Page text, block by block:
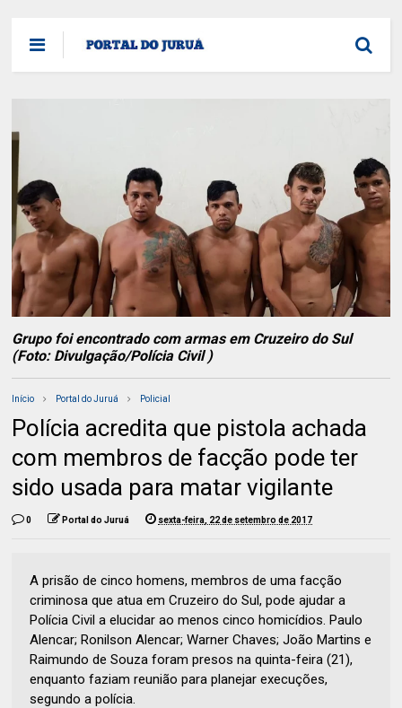
Grupo foi encontrado com armas em Cruzeiro do Sul
(Foto: Divulgação/Polícia Civil )
Início Portal do Juruá Policial
Polícia acredita que pistola achada
com membros de facção pode ter
sido usada para matar vigilante
0 Portal do Juruá sexta-feira, 22 de setembro de 2017
A prisão de cinco homens, membros de uma facção
criminosa que atua em Cruzeiro do Sul, pode ajudar a
Polícia Civil a elucidar ao menos cinco homicídios. Paulo
Alencar; Ronilson Alencar; Warner Chaves; João Martins e
Raimundo de Souza foram presos na quinta-feira (21),
enquanto faziam reunião para planejar execuções,
segundo a polícia.